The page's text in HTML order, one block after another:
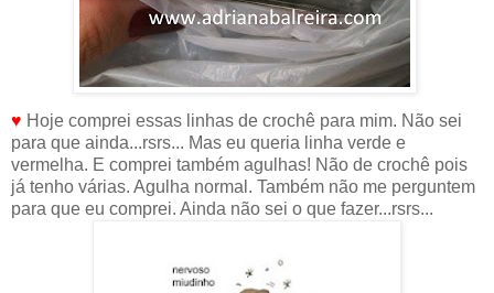
♥ Hoje comprei essas linhas de crochê para mim. Não sei
para que ainda...rsrs... Mas eu queria linha verde e
vermelha. E comprei também agulhas! Não de crochê pois
já tenho várias. Agulha normal. Também não me perguntem
para que eu comprei. Ainda não sei o que fazer...rsrs...